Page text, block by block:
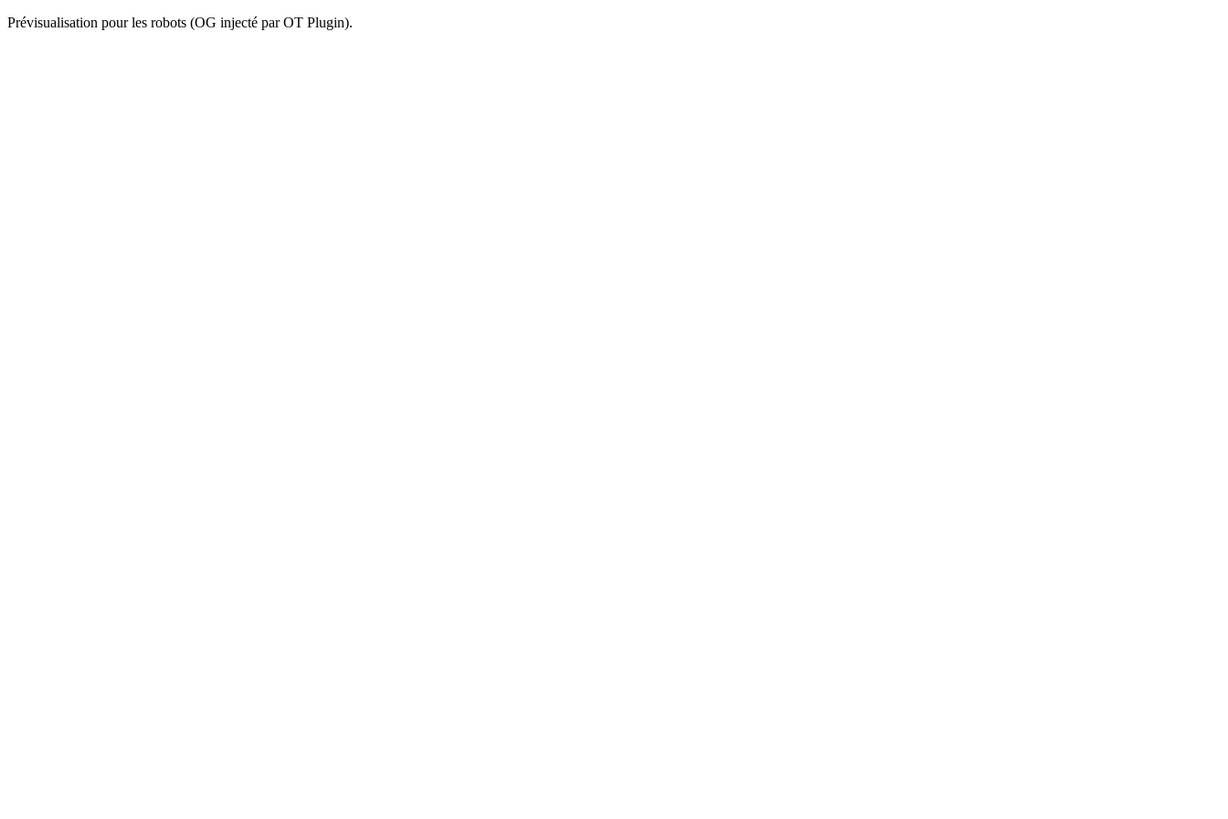
Prévisualisation pour les robots (OG injecté par OT Plugin).